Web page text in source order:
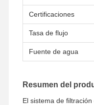
Certificaciones
Tasa de flujo
Fuente de agua
Resumen del
El sistema de